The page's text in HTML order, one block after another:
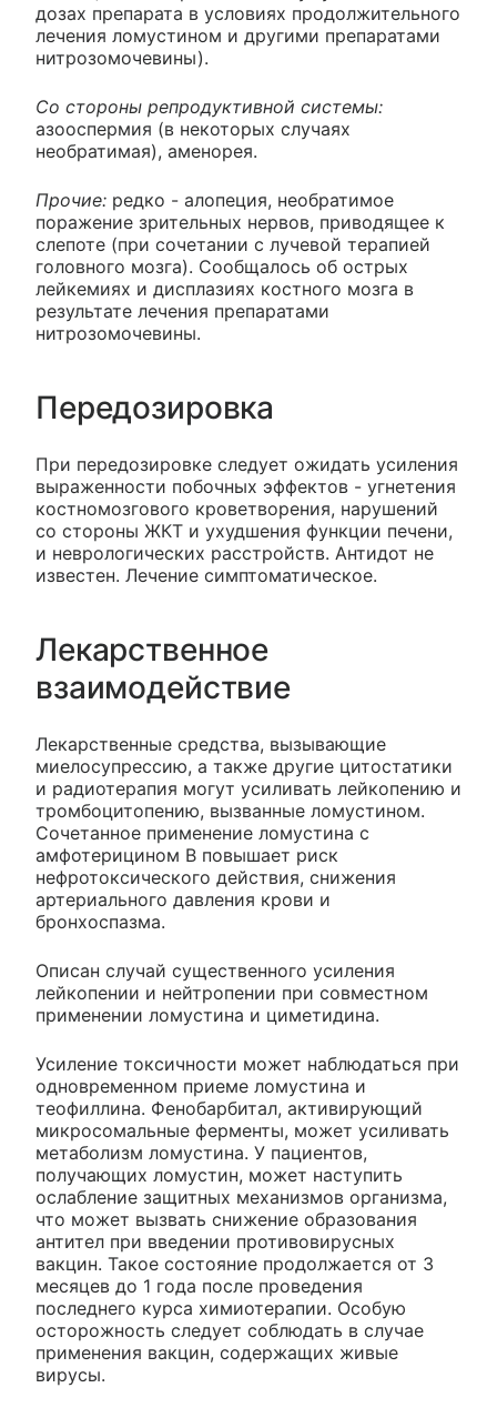
дозах препарата в условиях продолжительного
лечения ломустином и другими препаратами
нитрозомочевины).
Со стороны репродуктивной системы:
азооспермия (в некоторых случаях
необратимая), аменорея.
Прочие: редко - алопеция, необратимое
поражение зрительных нервов, приводящее к
слепоте (при сочетании с лучевой терапией
головного мозга). Сообщалось об острых
лейкемиях и дисплазиях костного мозга в
результате лечения препаратами
нитрозомочевины.
Передозировка
При передозировке следует ожидать усиления
выраженности побочных эффектов - угнетения
костномозгового кроветворения, нарушений
со стороны ЖКТ и ухудшения функции печени,
и неврологических расстройств. Антидот не
известен. Лечение симптоматическое.
Лекарственное
взаимодействие
Лекарственные средства, вызывающие
миелосупрессию, а также другие цитостатики
и радиотерапия могут усиливать лейкопению и
тромбоцитопению, вызванные ломустином.
Сочетанное применение ломустина с
амфотерицином В повышает риск
нефротоксического действия, снижения
артериального давления крови и
бронхоспазма.
Описан случай существенного усиления
лейкопении и нейтропении при совместном
применении ломустина и циметидина.
Усиление токсичности может наблюдаться при
одновременном приеме ломустина и
теофиллина. Фенобарбитал, активирующий
микросомальные ферменты, может усиливать
метаболизм ломустина. У пациентов,
получающих ломустин, может наступить
ослабление защитных механизмов организма,
что может вызвать снижение образования
антител при введении противовирусных
вакцин. Такое состояние продолжается от 3
месяцев до 1 года после проведения
последнего курса химиотерапии. Особую
осторожность следует соблюдать в случае
применения вакцин, содержащих живые
вирусы.